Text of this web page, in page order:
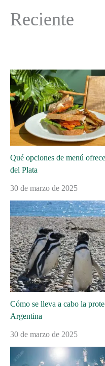
Reciente
Qué opciones de menú
del Plata
30 de marzo de 2025
Cómo se lleva a cabo la
Argentina
30 de marzo de 2025